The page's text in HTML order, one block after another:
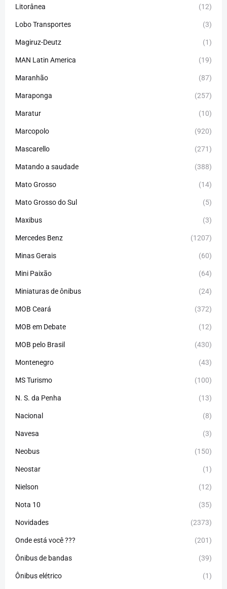
Litorânea (12)
Lobo Transportes (3)
Magiruz-Deutz (1)
MAN Latin America (19)
Maranhão (87)
Maraponga (257)
Maratur (10)
Marcopolo (920)
Mascarello (271)
Matando a saudade (388)
Mato Grosso (14)
Mato Grosso do Sul (5)
Maxibus (3)
Mercedes Benz (1207)
Minas Gerais (60)
Mini Paixão (64)
Miniaturas de ônibus (24)
MOB Ceará (372)
MOB em Debate (12)
MOB pelo Brasil (430)
Montenegro (43)
MS Turismo (100)
N. S. da Penha (13)
Nacional (8)
Navesa (3)
Neobus (150)
Neostar (1)
Nielson (12)
Nota 10 (35)
Novidades (2373)
Onde está você ??? (201)
Ônibus de bandas (39)
Ônibus elétrico (1)